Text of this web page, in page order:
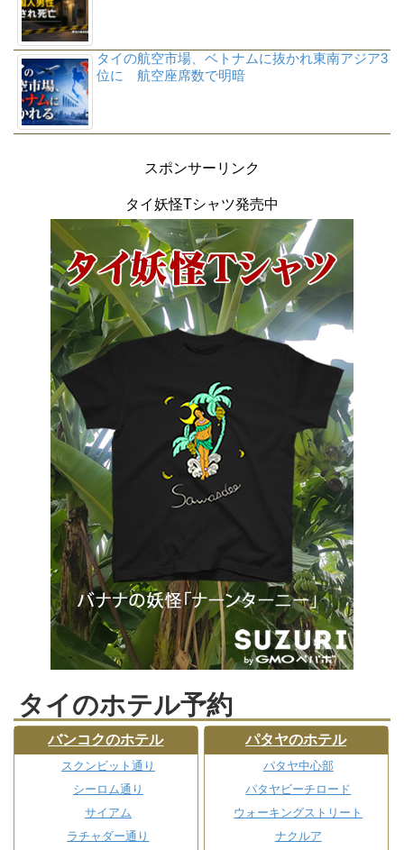
タイの航空市場、ベトナムに抜かれ東南アジア3
位に 航空座席数で明暗
スポンサーリンク
タイ妖怪Tシャツ発売中
タイのホテル予約
バンコクのホテル
スクンビット通り
シーロム通り
サイアム
ラチャダー通り
パタヤのホテル
パタヤ中心部
パタヤビーチロード
ウォーキングストリート
ナクルア